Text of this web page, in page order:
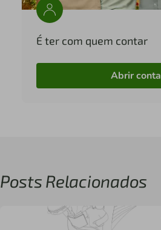
É ter com quem contar
Abrir conta
Posts Relacionados